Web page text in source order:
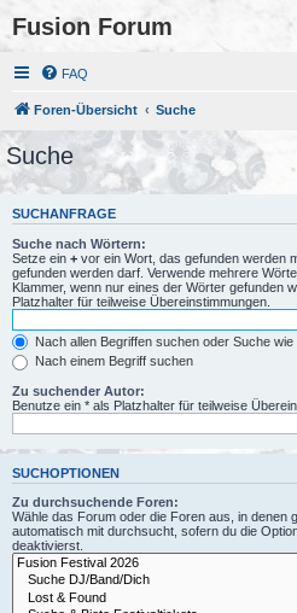
Fusion Forum
FAQ
Foren-Übersicht Suche
Suche
SUCHANFRAGE
Suche nach Wörtern:
Setze ein + vor ein Wort, das gefunden werden
gefunden werden darf. Verwende mehrere
Klammer, wenn nur eines der Wörter gefunden
Platzhalter für teilweise Übereinstimmungen.
Nach allen Begriffen suchen oder Suche
Nach einem Begriff suchen
Zu suchender Autor:
Benutze ein * als Platzhalter für teilweise
SUCHOPTIONEN
Zu durchsuchende Foren:
Wähle das Forum oder die Foren aus, in denen
automatisch mit durchsucht, sofern du die
deaktivierst.